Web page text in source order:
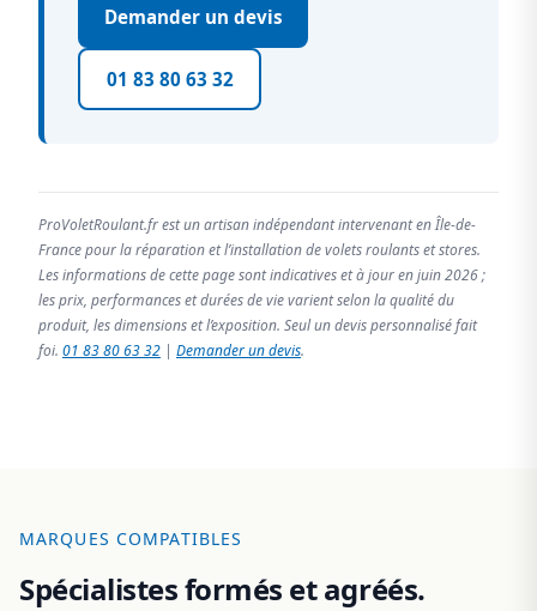
Demander un devis
01 83 80 63 32
ProVoletRoulant.fr est un artisan indépendant intervenant en Île-de-
France pour la réparation et l’installation de volets roulants et stores.
Les informations de cette page sont indicatives et à jour en juin 2026 ;
les prix, performances et durées de vie varient selon la qualité du
produit, les dimensions et l’exposition. Seul un devis personnalisé fait
foi. 01 83 80 63 32 | Demander un devis.
MARQUES COMPATIBLES
Spécialistes formés et agréés.